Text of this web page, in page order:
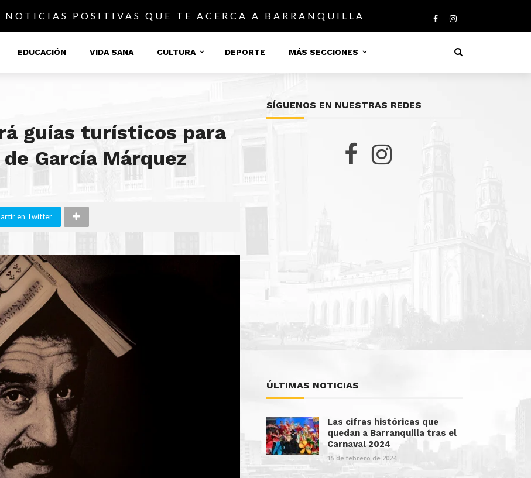
NOTICIAS POSITIVAS QUE TE ACERCA A BARRANQUILLA
EDUCACIÓN VIDA SANA CULTURA DEPORTE MÁS SECCIONES
guías turísticos para
García Márquez
en Twitter
SÍGUENOS EN NUESTRAS REDES
ÚLTIMAS NOTICIAS
Las cifras históricas que
quedan a Barranquilla tras el
Carnaval 2024
15 de febrero de 2024